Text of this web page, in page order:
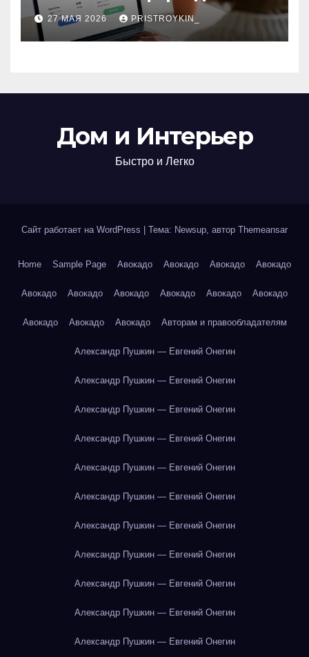
поиска авиабилетов и
железнодорожных
билетов
27 МАЯ 2026 PRISTROYKIN_
Дом и Интерьер
Быстро и Легко
Сайт работает на WordPress Тема: Newsup, автор Themeansar
Home Sample Page Авокадо Авокадо Авокадо Авокадо
Авокадо Авокадо Авокадо Авокадо Авокадо Авокадо
Авокадо Авокадо Авокадо Авторам и правообладателям
Александр Пушкин — Евгений Онегин
Александр Пушкин — Евгений Онегин
Александр Пушкин — Евгений Онегин
Александр Пушкин — Евгений Онегин
Александр Пушкин — Евгений Онегин
Александр Пушкин — Евгений Онегин
Александр Пушкин — Евгений Онегин
Александр Пушкин — Евгений Онегин
Александр Пушкин — Евгений Онегин
Александр Пушкин — Евгений Онегин
Александр Пушкин — Евгений Онегин